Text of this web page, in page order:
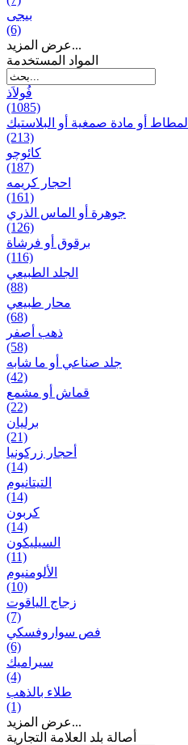
بيجی
(6)
عرض المزيد...
المواد المستخدمة
فُولاَذ
(1085)
المطاط أو مادة صمغية أو البلاستيك
(213)
کائوچو
(187)
احجار کریمه
(161)
جوهرة أو الماس الذري
(126)
برقوق أو فرشاة
(116)
الجلد الطبيعي
(88)
محار طبيعي
(68)
ذهب أصفر
(58)
جلد صناعي أو ما شابه
(42)
قماش أو مشمع
(22)
برلیان
(21)
أحجار زركونيا
(14)
التيتانيوم
(14)
كربون
(14)
السيليكون
(11)
الألومنيوم
(10)
زجاج الياقوت
(7)
فص سواروفسكي
(6)
سيراميك
(4)
طلاء بالذهب
(1)
عرض المزيد...
أصالة بلد العلامة التجارية